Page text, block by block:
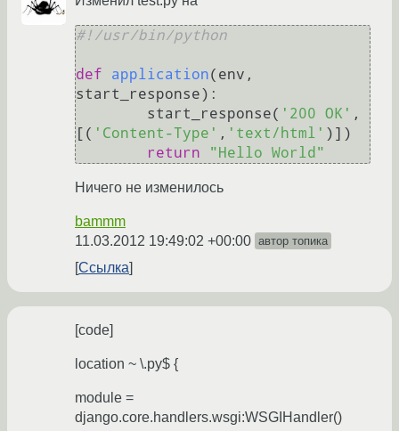
#!/usr/bin/python
def application( env,
start_response):
        start_response(
'200 OK' ,
[( 'Content-Type' , 'text/html' )])
return
"Hello World"
Ничего не изменилось
bammm
11.03.2012 19:49:02 +00:00 автор топика
Ссылка
[code]
location ~ \.py$ {
module =
django.core.handlers.wsgi:WSGIHandler()